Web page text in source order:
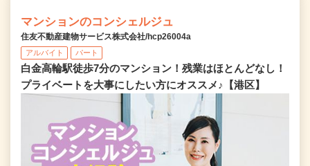
マンションのコンシェルジュ
住友不動産建物サービス株式会社/hcp26004a
アルバイト パート
白金高輪駅徒歩7分のマンション！残業はほとんどなし！
プライベートを大事にしたい方にオススメ♪【港区】